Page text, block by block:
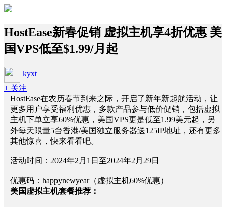
HostEase新春促销 虚拟主机享4折优惠 美
国VPS低至$1.99/月起
kyxt
+ 关注
HostEase在农历春节到来之际，开启了新年新起航活动，让
更多用户享受福利优惠，多款产品参与低价促销，包括虚拟
主机下单立享60%优惠，美国VPS更是低至1.99美元起，另
外每天限量5台香港/美国独立服务器送125IP地址，还有更多
其他惊喜，快来看看吧。
活动时间：2024年2月1日至2024年2月29日
优惠码：happynewyear（虚拟主机60%优惠）
美国虚拟主机套餐推荐：